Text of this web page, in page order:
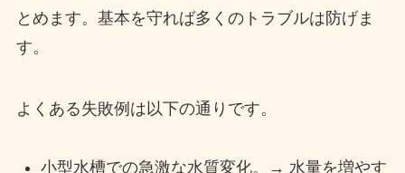
とめます。基本を守れば多くのトラブルは防げま
す。
よくある失敗例は以下の通りです。
小型水槽での急激な水質変化。→ 水量を増やす